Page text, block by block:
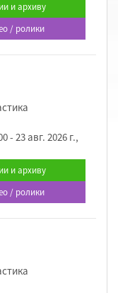
и архиву
/ ролики
- 23 авг. 2026 г.,
и архиву
/ ролики